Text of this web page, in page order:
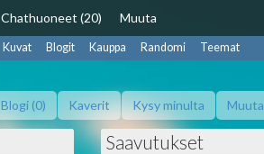
Chathuoneet (20) Muuta
Kuvat Blogit Kauppa Randomi Teemat
Blogi (0) Kaverit Kysy minulta Muuta
Saavutukset